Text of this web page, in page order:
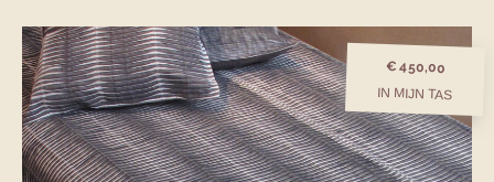
€ 450,00
IN MIJN TAS